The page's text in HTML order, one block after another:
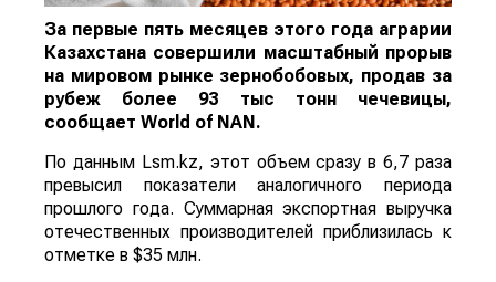
За первые пять месяцев этого года аграрии
Казахстана совершили масштабный прорыв
на мировом рынке зернобобовых, продав за
рубеж более 93 тыс тонн чечевицы,
сообщает World of NAN.
По данным Lsm.kz, этот объем сразу в 6,7 раза
превысил показатели аналогичного периода
прошлого года. Суммарная экспортная выручка
отечественных производителей приблизилась к
отметке в $35 млн.